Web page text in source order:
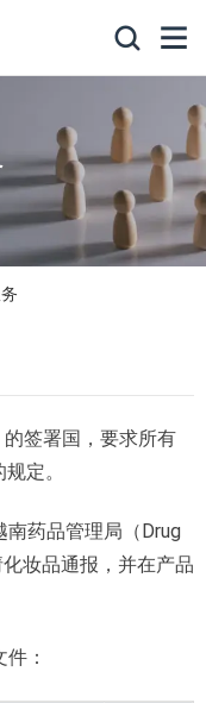
的签署国，要求所有
定。
药品管理局（Drug
妆品通报，并在产品
：